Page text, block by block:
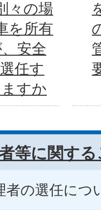
々の場
を所有
安全
任す
すか
等に関す
者の選任につ